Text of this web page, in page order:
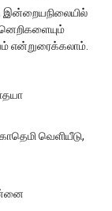
இன்றையநிலையில்
என்றுரைக்கலாம்.
வெளியீடு,